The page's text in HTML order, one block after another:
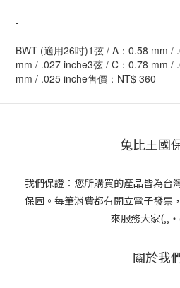
-
BWT (適用26吋)1弦 / A：0.58 mm /
mm / .027 inche3弦 / C：0.78 mm /
mm / .025 inche售價：NT$ 360
兔比王國
我們保證：您所購買的產品皆為台
保固。每筆消費都有開立電子發票
來服務大家(,,
關於我